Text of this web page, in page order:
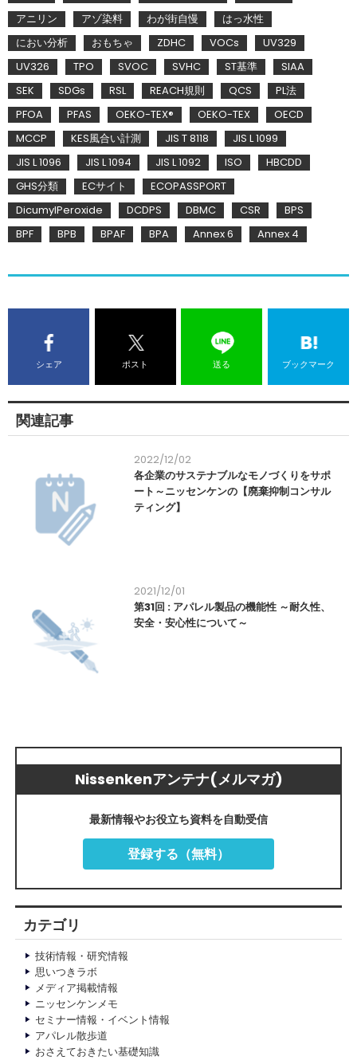
アニリン
アゾ染料 わが街自慢
はっ水性
におい分析
おもちゃ ZDHC VOCs
UV329
UV326
TPO SVOC SVHC ST基準
SIAA
SEK
SDGs RSL REACH規則 QCS
PL法
PFOA
PFAS OEKO-TEX® OEKO-TEX
OECD
MCCP
KES風合い計測 JIS T 8118
JIS L 1099
JIS L 1096
JIS L 1094 JIS L 1092 ISO
HBCDD
GHS分類
ECサイト
ECOPASSPORT
DicumylPeroxide
DCDPS DBMC CSR
BPS
BPF
BPB BPAF BPA Annex 6 Annex 4
シェア ポスト 送る ブックマーク
関連記事
2022/12/02
各企業のサステナブルなモノづくりをサポ
ート～ニッセンケンの【廃棄抑制コンサル
ティング】
2021/12/01
第31回 : アパレル製品の機能性 ～耐久性、
安全・安心性について～
Nissenkenアンテナ(メルマガ)
最新情報やお役立ち資料を自動受信
登録する（無料）
カテゴリ
技術情報・研究情報
思いつきラボ
メディア掲載情報
ニッセンケンメモ
セミナー情報・イベント情報
アパレル散歩道
おさえておきたい基礎知識